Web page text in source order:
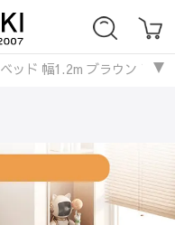
ベッド 幅1.2m ブラウン アッ